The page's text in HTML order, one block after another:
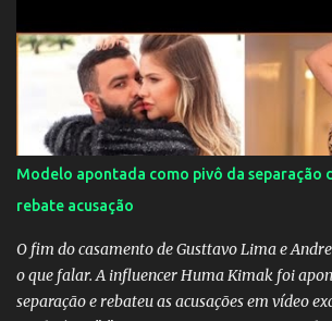
Modelo apontada como pivô da separação
rebate acusação
O fim do casamento de Gusttavo Lima e
o que falar. A influencer Huma Kimak foi
separação e rebateu as acusações em vídeo